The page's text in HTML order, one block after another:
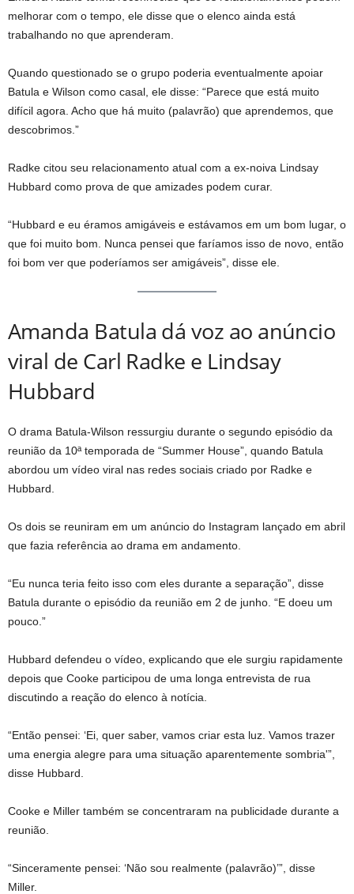
melhorar com o tempo, ele disse que o elenco ainda está
trabalhando no que aprenderam.
Quando questionado se o grupo poderia eventualmente apoiar
Batula e Wilson como casal, ele disse: “Parece que está muito
difícil agora. Acho que há muito (palavrão) que aprendemos, que
descobrimos.”
Radke citou seu relacionamento atual com a ex-noiva Lindsay
Hubbard como prova de que amizades podem curar.
“Hubbard e eu éramos amigáveis ​​e estávamos em um bom lugar, o
que foi muito bom. Nunca pensei que faríamos isso de novo, então
foi bom ver que poderíamos ser amigáveis”, disse ele.
Amanda Batula dá voz ao anúncio
viral de Carl Radke e Lindsay
Hubbard
O drama Batula-Wilson ressurgiu durante o segundo episódio da
reunião da 10ª temporada de “Summer House”, quando Batula
abordou um vídeo viral nas redes sociais criado por Radke e
Hubbard.
Os dois se reuniram em um anúncio do Instagram lançado em abril
que fazia referência ao drama em andamento.
“Eu nunca teria feito isso com eles durante a separação”, disse
Batula durante o episódio da reunião em 2 de junho. “E doeu um
pouco.”
Hubbard defendeu o vídeo, explicando que ele surgiu rapidamente
depois que Cooke participou de uma longa entrevista de rua
discutindo a reação do elenco à notícia.
“Então pensei: ‘Ei, quer saber, vamos criar esta luz. Vamos trazer
uma energia alegre para uma situação aparentemente sombria'”,
disse Hubbard.
Cooke e Miller também se concentraram na publicidade durante a
reunião.
“Sinceramente pensei: ‘Não sou realmente (palavrão)’”, disse
Miller.